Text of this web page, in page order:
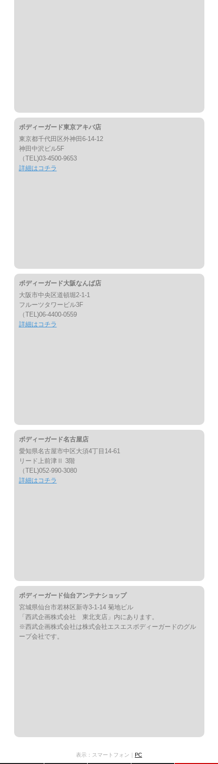
ボディーガード東京アキバ店
東京都千代田区外神田6-14-12
神田中沢ビル5F
（TEL)03-4500-9653
詳細はコチラ
ボディーガード大阪なんば店
大阪市中央区道頓堀2-1-1
フルーツタワービル3F
（TEL)06-4400-0559
詳細はコチラ
ボディーガード名古屋店
愛知県名古屋市中区大須4丁目14-61
リード上前津Ⅱ 3階
（TEL)052-990-3080
詳細はコチラ
ボディーガード仙台アンテナショップ
宮城県仙台市若林区新寺3-1-14 菊地ビル
「西武企画株式会社 東北支店」内にあります。
※西武企画株式会社は株式会社エスエスボディーガードのグル
ープ会社です。
表示：スマートフォン｜ PC